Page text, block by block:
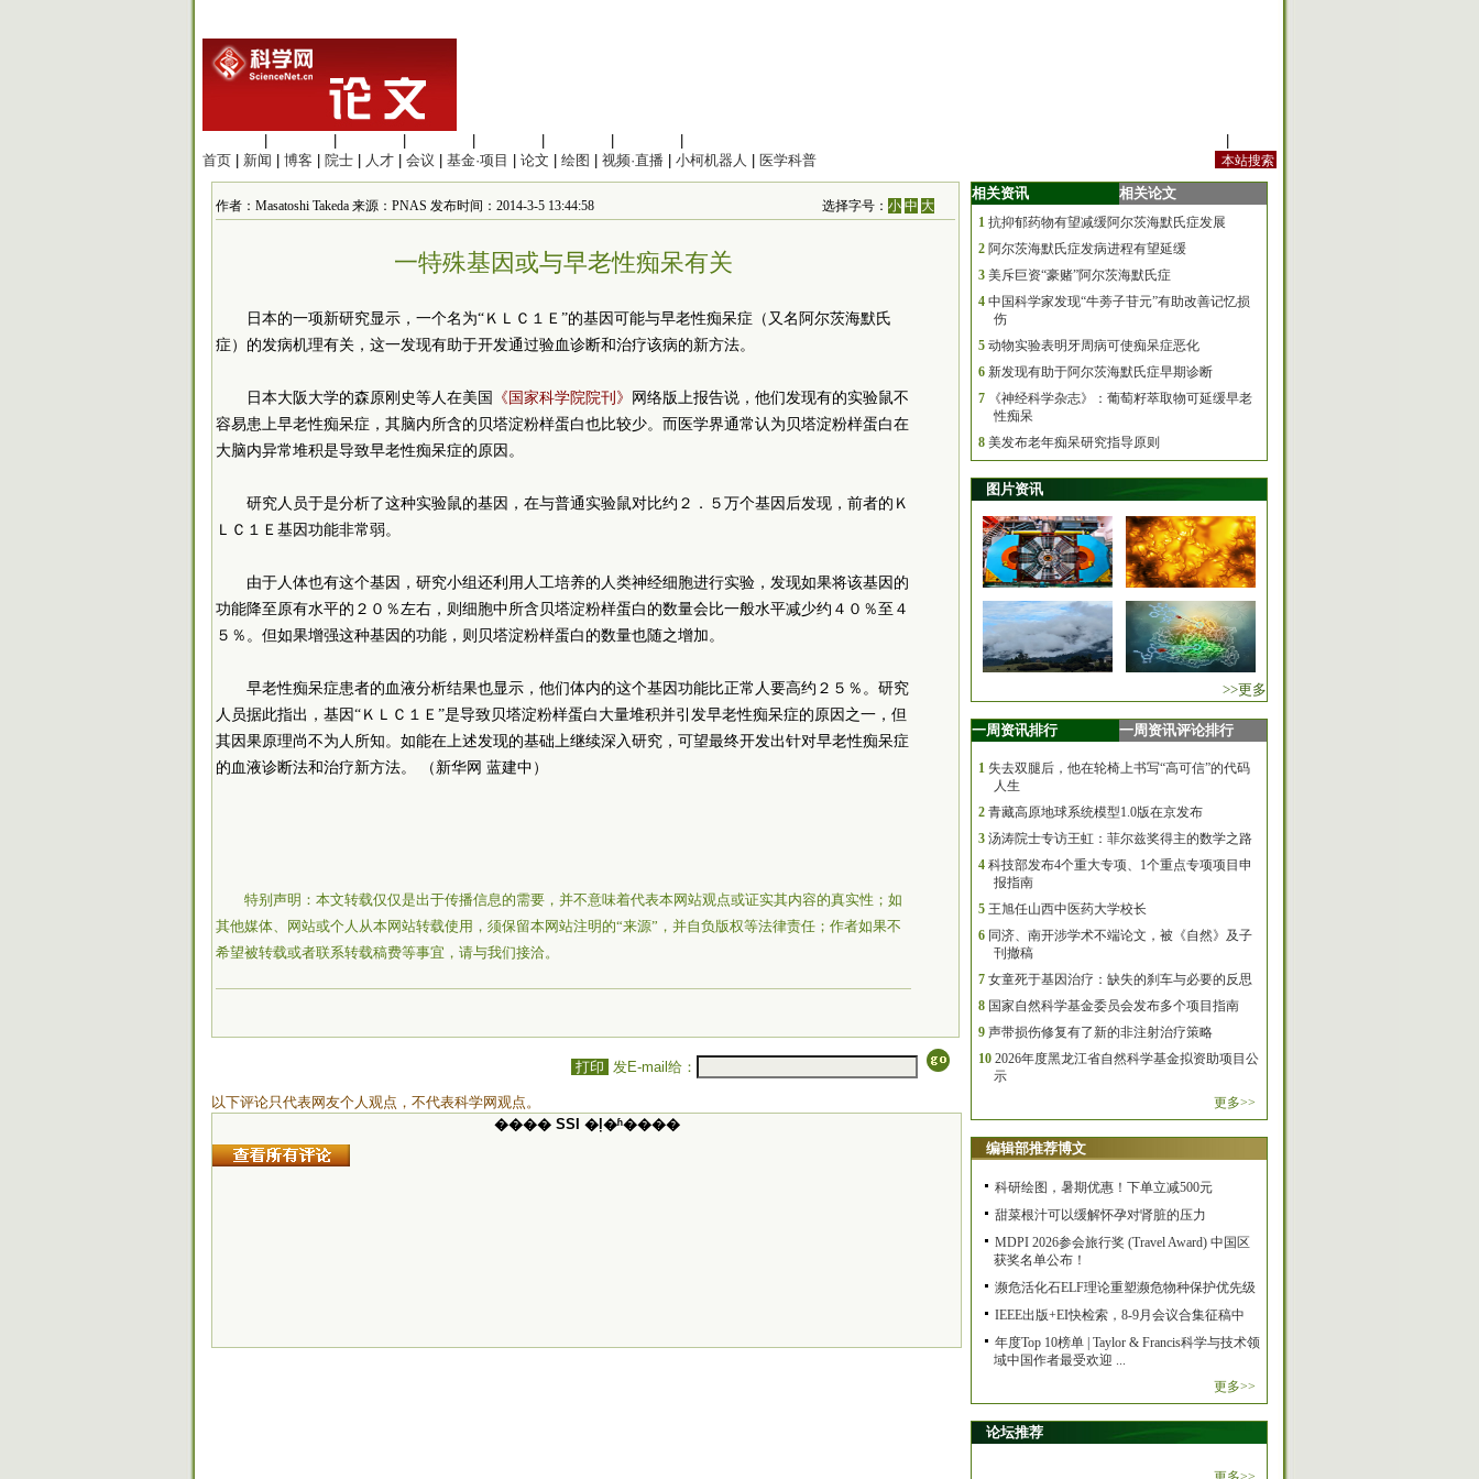
首页
新闻 博客 院士 人才 会议 基金·项目 论文 绘图 视频·直播 小柯机器人 医学科普
作者：Masatoshi Takeda 来源：PNAS 发布时间：2014-3-5 13:44:58 选择字号：小 中 大
一特殊基因或与早老性痴呆有关
日本的一项新研究显示，一个名为“ＫＬＣ１Ｅ”的基因可能与早老性痴呆症（又名阿尔茨海默氏
症）的发病机理有关，这一发现有助于开发通过验血诊断和治疗该病的新方法。
日本大阪大学的森原刚史等人在美国 《国家科学院院刊》
网络版上报告说，他们发现有的实验鼠不
容易患上早老性痴呆症，其脑内所含的贝塔淀粉样蛋白也比较少。而医学界通常认为贝塔淀粉样蛋白在
大脑内异常堆积是导致早老性痴呆症的原因。
研究人员于是分析了这种实验鼠的基因，在与普通实验鼠对比约２．５万个基因后发现，前者的Ｋ
ＬＣ１Ｅ基因功能非常弱。
由于人体也有这个基因，研究小组还利用人工培养的人类神经细胞进行实验，发现如果将该基因的
功能降至原有水平的２０％左右，则细胞中所含贝塔淀粉样蛋白的数量会比一般水平减少约４０％至４
５％。但如果增强这种基因的功能，则贝塔淀粉样蛋白的数量也随之增加。
早老性痴呆症患者的血液分析结果也显示，他们体内的这个基因功能比正常人要高约２５％。研究
人员据此指出，基因“ＫＬＣ１Ｅ”是导致贝塔淀粉样蛋白大量堆积并引发早老性痴呆症的原因之一，但
其因果原理尚不为人所知。如能在上述发现的基础上继续深入研究，可望最终开发出针对早老性痴呆症
的血液诊断法和治疗新方法。 （新华网 蓝建中）
特别声明：本文转载仅仅是出于传播信息的需要，并不意味着代表本网站观点或证实其内容的真实性；如
其他媒体、网站或个人从本网站转载使用，须保留本网站注明的“来源”，并自负版权等法律责任；作者如果不
希望被转载或者联系转载稿费等事宜，请与我们接洽。
打印 发E-mail给：
以下评论只代表网友个人观点，不代表科学网观点。
���� SSI �ļ�ʱ����
相关资讯 相关论文
1 抗抑郁药物有望减缓阿尔茨海默氏症发展
2 阿尔茨海默氏症发病进程有望延缓
3 美斥巨资“豪赌”阿尔茨海默氏症
4 中国科学家发现“牛蒡子苷元”有助改善记忆损
伤
5 动物实验表明牙周病可使痴呆症恶化
6 新发现有助于阿尔茨海默氏症早期诊断
7
《神经科学杂志》：葡萄籽萃取物可延缓早老
性痴呆
8 美发布老年痴呆研究指导原则
图片资讯
>>更多
一周资讯排行 一周资讯评论排行
1 失去双腿后，他在轮椅上书写“高可信”的代码
人生
2 青藏高原地球系统模型1.0版在京发布
3 汤涛院士专访王虹：菲尔兹奖得主的数学之路
4 科技部发布4个重大专项、1个重点专项项目申
报指南
5 王旭任山西中医药大学校长
6 同济、南开涉学术不端论文，被《自然》及子
刊撤稿
7 女童死于基因治疗：缺失的刹车与必要的反思
8 国家自然科学基金委员会发布多个项目指南
9 声带损伤修复有了新的非注射治疗策略
10 2026年度黑龙江省自然科学基金拟资助项目公
示
更多>>
编辑部推荐博文
科研绘图，暑期优惠！下单立减500元
甜菜根汁可以缓解怀孕对肾脏的压力
MDPI 2026参会旅行奖 (Travel Award) 中国区
获奖名单公布！
濒危活化石ELF理论重塑濒危物种保护优先级
IEEE出版+EI快检索，8-9月会议合集征稿中
年度Top 10榜单 | Taylor & Francis科学与技术领
域中国作者最受欢迎 ...
更多>>
论坛推荐